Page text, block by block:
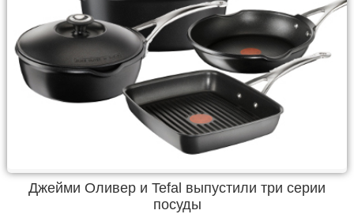
Джейми Оливер и Tefal выпустили три серии
посуды